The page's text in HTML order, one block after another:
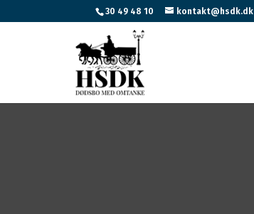
30 49 48 10 kontakt@hsdk.dk